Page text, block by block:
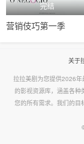
完结
营销伎巧第一季
关于
拉拉美剧为您提供2026
的影视资源库，涵盖各种
您的所有需求。我们的目